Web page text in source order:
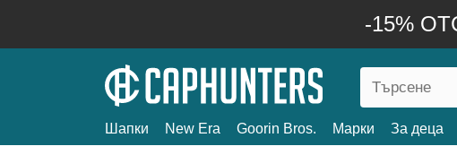
-15%
Шапки New Era Goorin Bros. Марки За деца